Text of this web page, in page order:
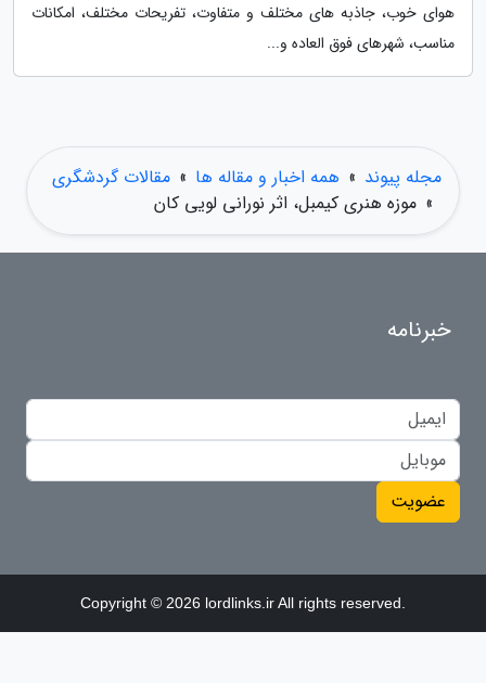
هوای خوب، جاذبه های مختلف و متفاوت، تفریحات مختلف، امکانات
مناسب، شهرهای فوق العاده و...
مجله پیوند » همه اخبار و مقاله ها » مقالات گردشگری
» موزه هنری کیمبل، اثر نورانی لویی کان
خبرنامه
عضویت
Copyright © 2026 lordlinks.ir All rights reserved.